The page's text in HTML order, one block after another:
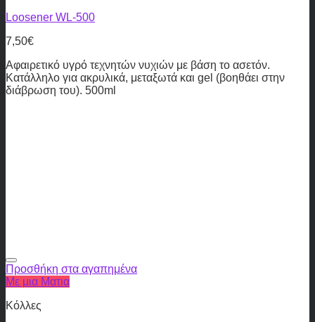
Loosener WL-500
7,50€
Αφαιρετικό υγρό τεχνητών νυχιών με βάση το ασετόν.
Κατάλληλο για ακρυλικά, μεταξωτά και gel (βοηθάει στην
διάβρωση του). 500ml
Προσθήκη στα αγαπημένα
Με μια Ματια
Κόλλες